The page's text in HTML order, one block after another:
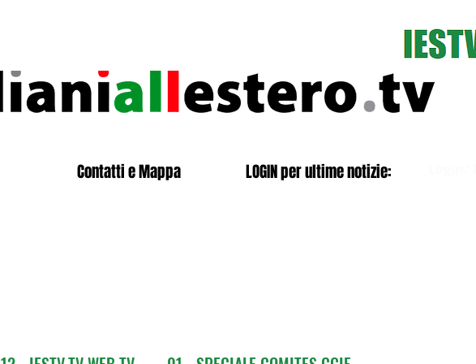
Contatti e Mappa LOGIN per ultime notizie: